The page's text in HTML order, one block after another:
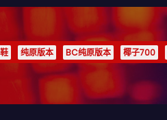
纯原版本 BC纯原版本 椰子700